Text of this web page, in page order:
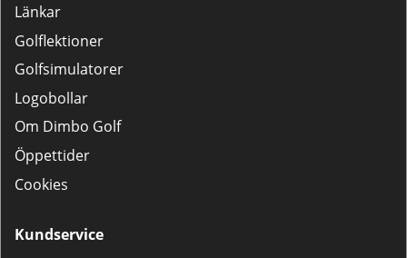
Länkar
Golflektioner
Golfsimulatorer
Logobollar
Om Dimbo Golf
Öppettider
Cookies
Kundservice